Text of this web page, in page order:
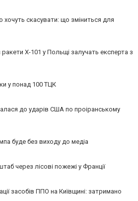
хочуть скасувати: що зміниться для
Х-101 у Польщі залучать експерта з
у понад 100 ТЦК
до ударів США по проіранському
буде без виходу до медіа
через лісові пожежі у Франції
засобів ППО на Київщині: затримано